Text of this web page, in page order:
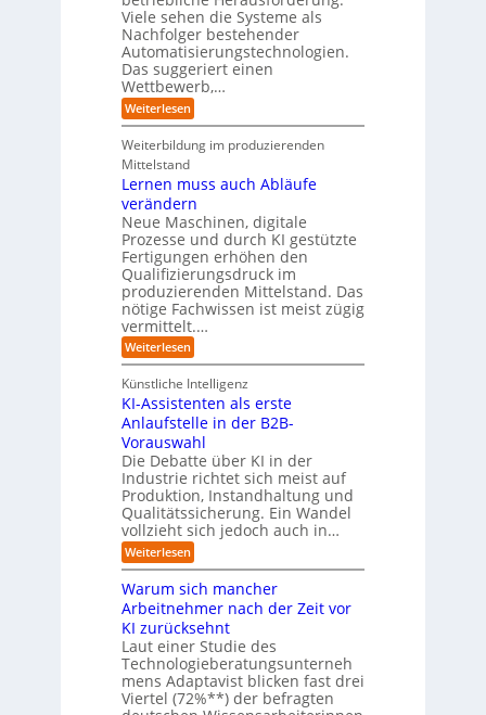
e
r
n
r
I
n
d
u
s
t
r
i
e
e
r
m
ö
g
l
i
c
h
e
n
a
c
h
s
e
n
d
e
R
a
n
o
m
w
a
r
e
-
G
e
f
a
h
r
i
e
r
o
b
o
t
r
l
i
n
g
f
ü
r
T
t
o
r
t
e
Viele sehen die Systeme als
Nachfolger bestehender
Automatisierungstechnologien.
Das suggeriert einen
Wettbewerb,…
Weiterlesen:
E
n
e
h
r
l
i
c
h
e
r
(
u
n
d
u
n
e
q
u
e
m
e
r
)
B
l
i
k
a
u
f
K
I
-
A
Weiterbildung im produzierenden
Mittelstand
Lernen muss auch Abläufe
verändern
Neue Maschinen, digitale
Prozesse und durch KI gestützte
Fertigungen erhöhen den
Qualifizierungsdruck im
produzierenden Mittelstand. Das
nötige Fachwissen ist meist zügig
vermittelt.…
Weiterlesen:
L
e
r
n
e
n
m
u
s
s
a
u
c
h
A
b
l
ä
u
f
e
v
e
r
Künstliche Intelligenz
KI-Assistenten als erste
Anlaufstelle in der B2B-
Vorauswahl
Die Debatte über KI in der
Industrie richtet sich meist auf
Produktion, Instandhaltung und
Qualitätssicherung. Ein Wandel
vollzieht sich jedoch auch in…
Weiterlesen:
K
I
-
A
s
s
i
s
t
e
Warum sich mancher
Arbeitnehmer nach der Zeit vor
KI zurücksehnt
Laut einer Studie des
Technologieberatungsunterneh
mens Adaptavist blicken fast drei
Viertel (72%**) der befragten